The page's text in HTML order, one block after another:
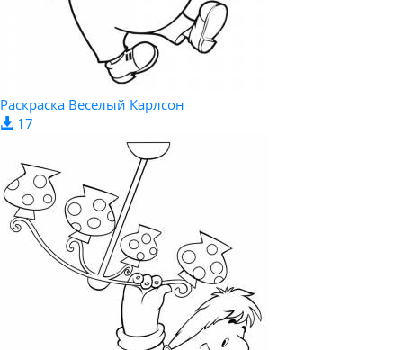
Раскраска Веселый Карлсон
17